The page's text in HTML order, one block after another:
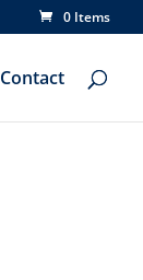
0 Items
Contact